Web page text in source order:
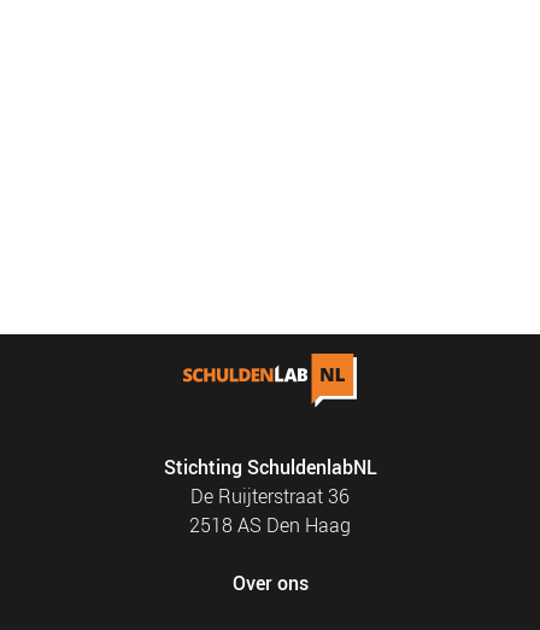
Stichting SchuldenlabNL
De Ruijterstraat 36
2518 AS Den Haag
Over ons